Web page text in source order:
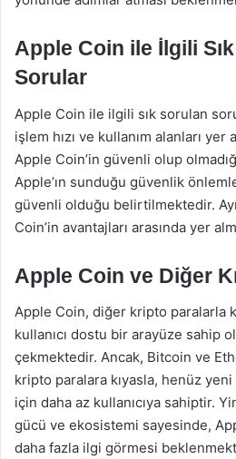
Apple Coin ile İlgili
Sorular
Apple Coin ile ilgili sık sorulan
işlem hızı ve kullanım alanları yer
Apple Coin’in güvenli olup
Apple’ın sunduğu güvenlik
güvenli olduğu belirtilmektedir.
Coin’in avantajları arasında yer
Apple Coin ve Diğer
Apple Coin, diğer kripto paralarla
kullanıcı dostu bir arayüze sahip
çekmektedir. Ancak, Bitcoin ve
kripto paralara kıyasla, henüz
için daha az kullanıcıya sahiptir.
gücü ve ekosistemi sayesinde,
daha fazla ilgi görmesi